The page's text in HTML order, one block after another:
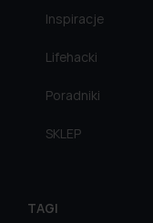
Inspiracje
Lifehacki
Poradniki
SKLEP
TAGI